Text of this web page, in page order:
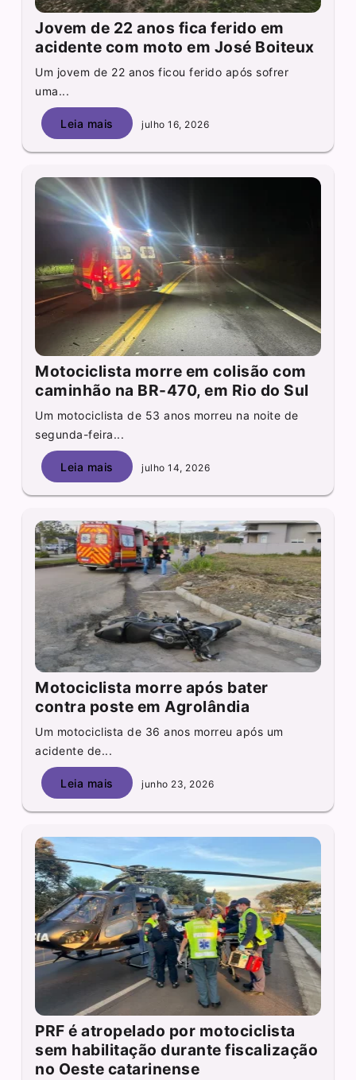
Jovem de 22 anos fica ferido em
acidente com moto em José Boiteux
Um jovem de 22 anos ficou ferido após sofrer
uma...
Leia mais julho 16, 2026
Motociclista morre em colisão com
caminhão na BR-470, em Rio do Sul
Um motociclista de 53 anos morreu na noite de
segunda-feira...
Leia mais julho 14, 2026
Motociclista morre após bater
contra poste em Agrolândia
Um motociclista de 36 anos morreu após um
acidente de...
Leia mais junho 23, 2026
PRF é atropelado por motociclista
sem habilitação durante fiscalização
no Oeste catarinense